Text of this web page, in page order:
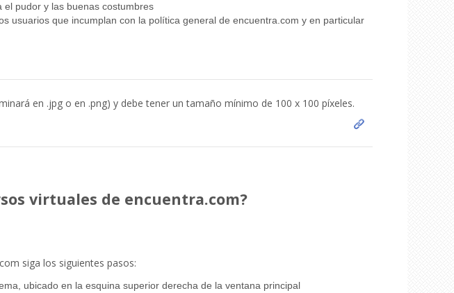
pudor y las buenas costumbres
usuarios que incumplan con la política general de encuentra.com y en particular
en .jpg o en .png) y debe tener un tamaño mínimo de 100 x 100 píxeles.
virtuales de encuentra.com?
siga los siguientes pasos:
ubicado en la esquina superior derecha de la ventana principal